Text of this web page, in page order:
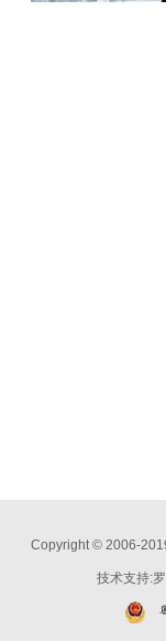
Copyright © 2006-
技术支持: